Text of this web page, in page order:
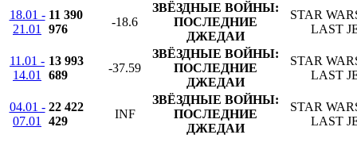
18.01 -
21.01
11 390
976
-18.6
ЗВЁЗДНЫЕ ВОЙНЫ:
ПОСЛЕДНИЕ
ДЖЕДАИ
STAR
LAST
11.01 -
14.01
13 993
689
-37.59
ЗВЁЗДНЫЕ ВОЙНЫ:
ПОСЛЕДНИЕ
ДЖЕДАИ
STAR
LAST
04.01 -
07.01
22 422
429
INF
ЗВЁЗДНЫЕ ВОЙНЫ:
ПОСЛЕДНИЕ
ДЖЕДАИ
STAR
LAST